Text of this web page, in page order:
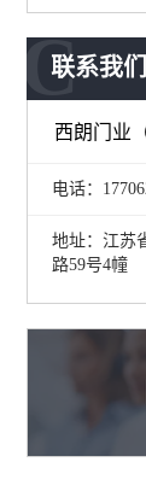
联系我们
C
西朗门业
电话：
地址：江苏
路59号4幢